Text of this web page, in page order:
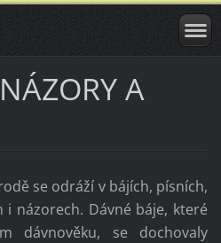
A
se odráží v bájích, písních,
i názorech. Dávné báje, které
dávnověku, se dochovaly